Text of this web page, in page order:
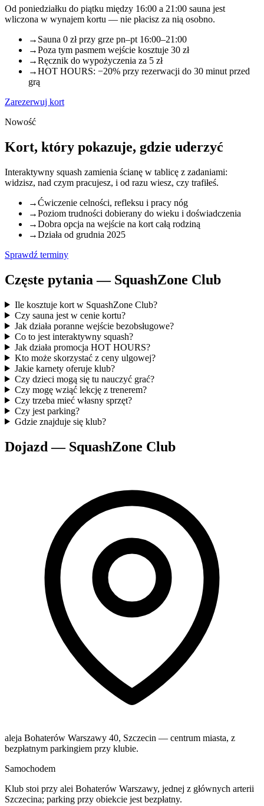
Od poniedziałku do piątku między 16:00 a 21:00 sauna jest
wliczona w wynajem kortu — nie płacisz za nią osobno.
→ Sauna 0 zł przy grze pn–pt 16:00–21:00
→Poza tym pasmem wejście kosztuje 30 zł
→Ręcznik do wypożyczenia za 5 zł
→HOT HOURS: −20% przy rezerwacji do 30 minut przed
grą
Zarezerwuj kort
Nowość
Kort, który pokazuje, gdzie uderzyć
Interaktywny squash zamienia ścianę w tablicę z zadaniami:
widzisz, nad czym pracujesz, i od razu wiesz, czy trafiłeś.
→Ćwiczenie celności, refleksu i pracy nóg
→Poziom trudności dobierany do wieku i doświadczenia
→Dobra opcja na wejście na kort całą rodziną
→Działa od grudnia 2025
Sprawdź terminy
Częste pytania — SquashZone Club
Ile kosztuje kort w SquashZone Club?
Czy sauna jest w cenie kortu?
Jak działa poranne wejście bezobsługowe?
Co to jest interaktywny squash?
Jak działa promocja HOT HOURS?
Kto może skorzystać z ceny ulgowej?
Jakie karnety oferuje klub?
Czy dzieci mogą się tu nauczyć grać?
Czy mogę wziąć lekcję z trenerem?
Czy trzeba mieć własny sprzęt?
Czy jest parking?
Gdzie znajduje się klub?
Dojazd — SquashZone Club
aleja Bohaterów Warszawy 40, Szczecin — centrum miasta, z
bezpłatnym parkingiem przy klubie.
Samochodem
Klub stoi przy alei Bohaterów Warszawy, jednej z głównych arterii
Szczecina; parking przy obiekcie jest bezpłatny.